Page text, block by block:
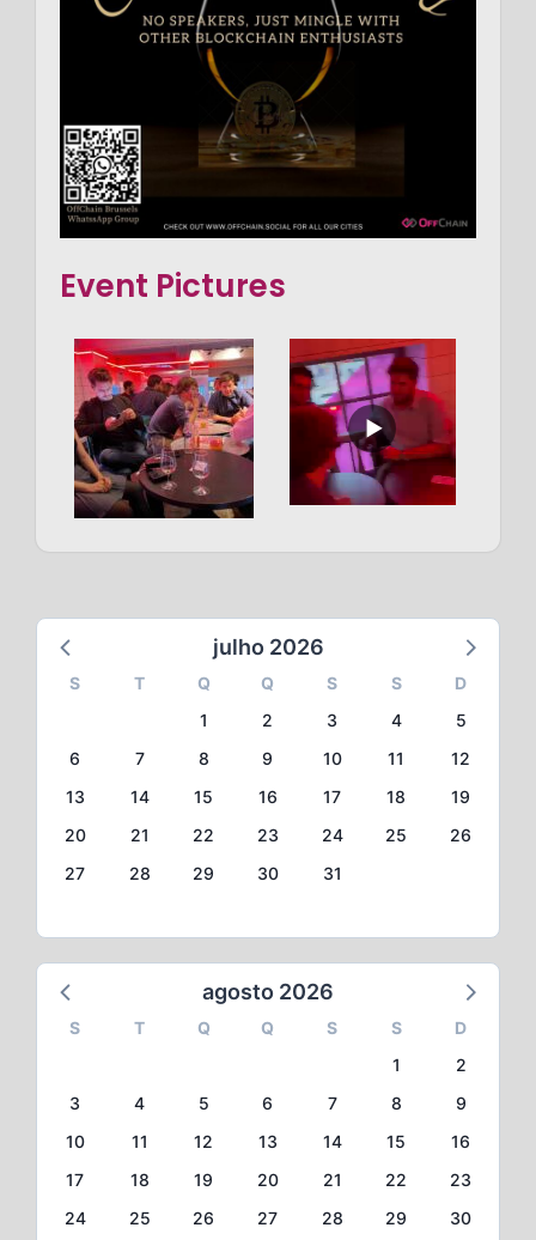
Event Pictures
julho 2026
S T Q Q S S
D
1
2 3 4
5
6
7 8 9 10 11
12
13
14 15 16 17 18
19
20
21 22 23 24 25
26
27
28 29 30 31
agosto 2026
S T Q Q S S
D
1
2
3
4 5 6 7 8
9
10
11 12 13 14 15
16
17
18 19 20 21 22
23
24
25 26 27 28 29 30